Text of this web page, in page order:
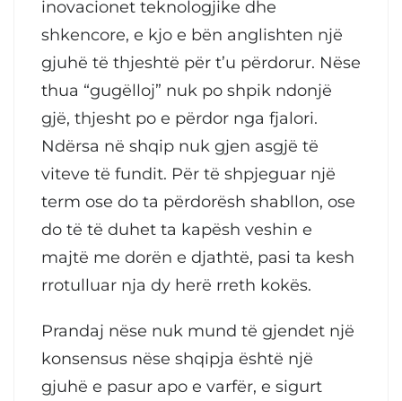
inovacionet teknologjike dhe
shkencore, e kjo e bën anglishten një
gjuhë të thjeshtë për t’u përdorur. Nëse
thua “gugëlloj” nuk po shpik ndonjë
gjë, thjesht po e përdor nga fjalori.
Ndërsa në shqip nuk gjen asgjë të
viteve të fundit. Për të shpjeguar një
term ose do ta përdorësh shabllon, ose
do të të duhet ta kapësh veshin e
majtë me dorën e djathtë, pasi ta kesh
rrotulluar nja dy herë rreth kokës.
Prandaj nëse nuk mund të gjendet një
konsensus nëse shqipja është një
gjuhë e pasur apo e varfër, e sigurt